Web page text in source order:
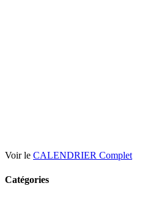
Voir le CALENDRIER Complet
Catégories